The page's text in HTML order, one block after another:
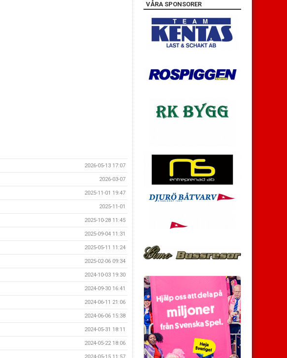
2026-05-13 17:07
2026-03-07
2025-11-01 19:47
2025-11-01
2025-10-28 11:45
2025-09-04 11:31
2025-05-11 11:24
2025-02-06 09:34
2024-10-03 19:30
2024-09-30 16:41
2024-06-11 21:06
2024-06-06 15:38
2024-05-31 18:11
2024-05-22 18:06
2024-05-15 11:57
VÅRA SPONSORER